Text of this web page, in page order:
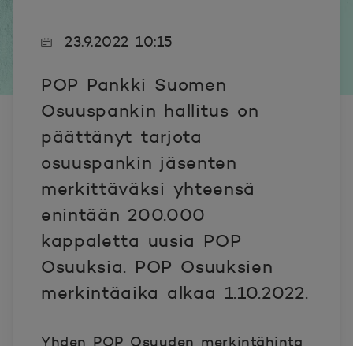
23.9.2022 10:15
POP Pankki Suomen
Osuuspankin hallitus on
päättänyt tarjota
osuuspankin jäsenten
merkittäväksi yhteensä
enintään 200.000
kappaletta uusia POP
Osuuksia. POP Osuuksien
merkintäaika alkaa 1.10.2022.
Yhden POP Osuuden merkintähinta